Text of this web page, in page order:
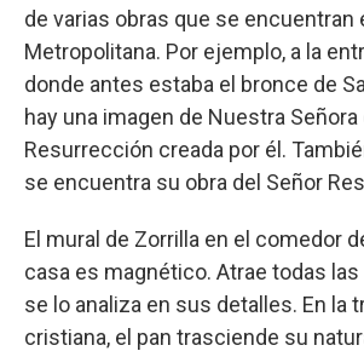
de varias obras que se encuentran
Metropolitana. Por ejemplo, a la
donde antes estaba el bronce de
hay una imagen de Nuestra Señora
Resurrección creada por él.
se encuentra su obra del Señor
El mural de Zorrilla en el comedor
casa es magnético. Atrae todas
se lo analiza en sus detalles. En la
cristiana, el pan trasciende su